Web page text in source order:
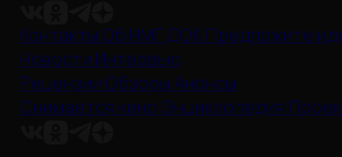
Контакты Об НМГ ДОКПредложите
Новости Интервью
Рецензии ОбзорыАнонсы
Снимается кино Энциклопедия